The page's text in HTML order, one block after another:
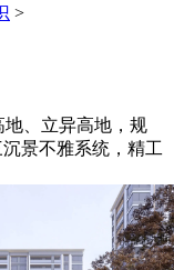
>
、立异高地，规
景不雅系统，精工